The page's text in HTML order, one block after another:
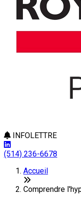
INFOLETTRE
(514) 236-6678
Accueil
Comprendre